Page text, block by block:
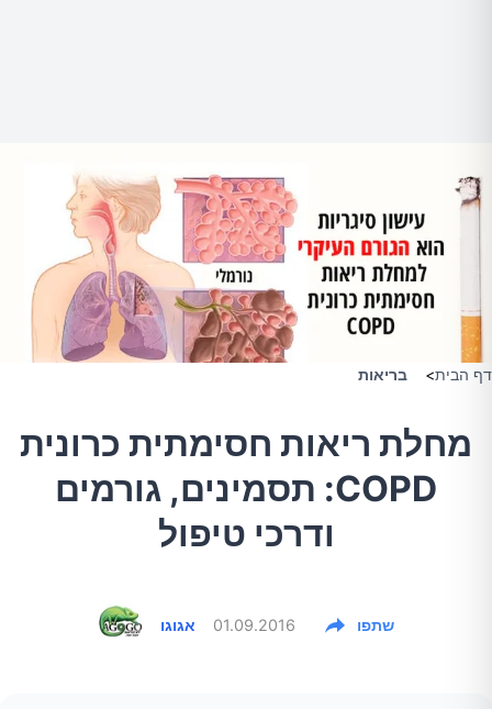
דף הבית> בריאות
מחלת ריאות חסימתית כרונית
COPD: תסמינים, גורמים
ודרכי טיפול
אגוגו 01.09.2016 שתפו